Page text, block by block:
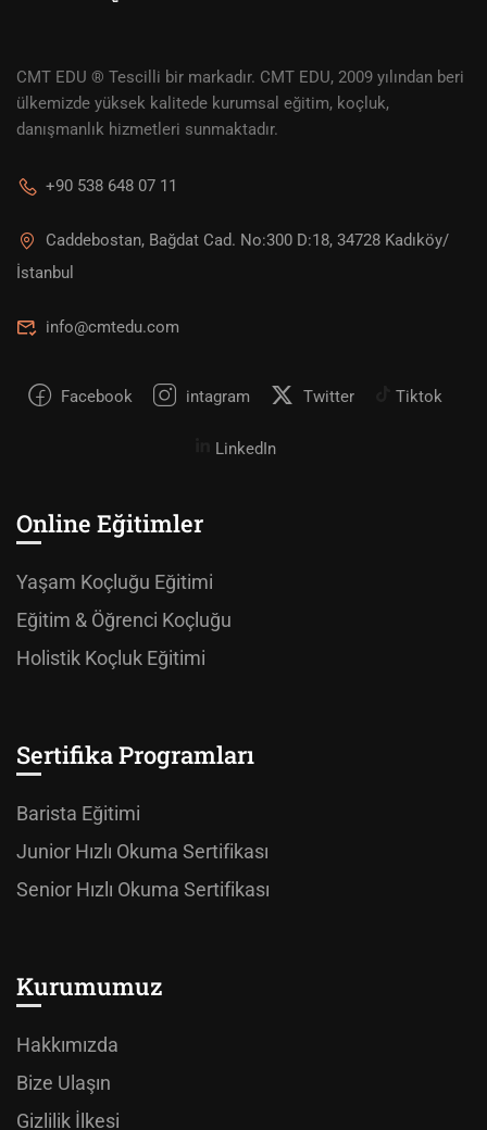
CMT EDU ® Tescilli bir markadır. CMT EDU, 2009 yılından beri
ülkemizde yüksek kalitede kurumsal eğitim, koçluk,
danışmanlık hizmetleri sunmaktadır.
+90 538 648 07 11
Caddebostan, Bağdat Cad. No:300 D:18, 34728 Kadıköy/
İstanbul
info@cmtedu.com
Facebook intagram Twitter Tiktok
LinkedIn
Online Eğitimler
Yaşam Koçluğu Eğitimi
Eğitim & Öğrenci Koçluğu
Holistik Koçluk Eğitimi
Sertifika Programları
Barista Eğitimi
Junior Hızlı Okuma Sertifikası
Senior Hızlı Okuma Sertifikası
Kurumumuz
Hakkımızda
Bize Ulaşın
Gizlilik İlkesi